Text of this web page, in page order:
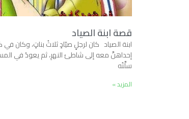
قصة ابنة الصياد
ابنة الصياد كان لرجلٍ صيّادٍ ثلاثُ بناتٍ، وكان
إحداهنَّ معه إلى شاطئ النهرِ، ثم يعودُ في
سلَّتُه
المزيد »